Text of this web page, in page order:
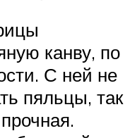
канву, по
С ней не
пяльцы, так